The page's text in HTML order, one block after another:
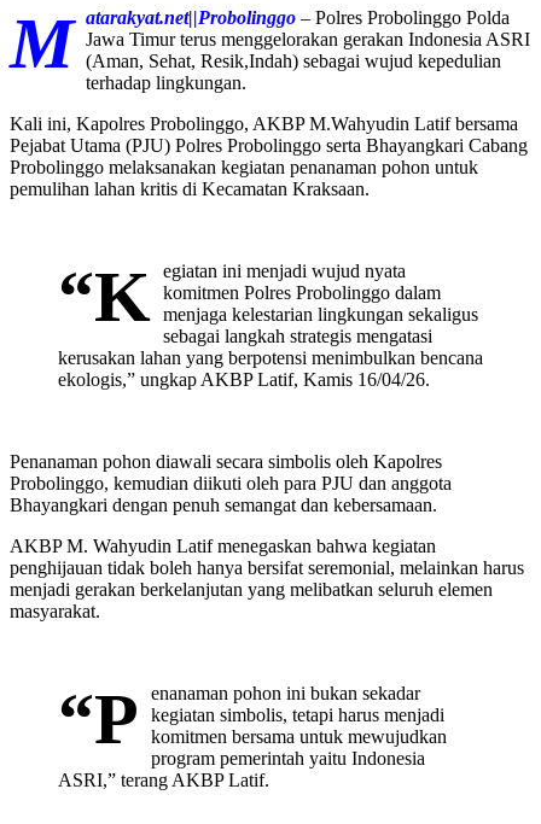
M atarakyat.net||Probolinggo – Polres Probolinggo Polda
Jawa Timur terus menggelorakan gerakan Indonesia ASRI
(Aman, Sehat, Resik,Indah) sebagai wujud kepedulian
terhadap lingkungan.
Kali ini, Kapolres Probolinggo, AKBP M.Wahyudin Latif bersama
Pejabat Utama (PJU) Polres Probolinggo serta Bhayangkari Cabang
Probolinggo melaksanakan kegiatan penanaman pohon untuk
pemulihan lahan kritis di Kecamatan Kraksaan.
“K egiatan ini menjadi wujud nyata
komitmen Polres Probolinggo dalam
menjaga kelestarian lingkungan sekaligus
sebagai langkah strategis mengatasi
kerusakan lahan yang berpotensi menimbulkan bencana
ekologis,” ungkap AKBP Latif, Kamis 16/04/26.
Penanaman pohon diawali secara simbolis oleh Kapolres
Probolinggo, kemudian diikuti oleh para PJU dan anggota
Bhayangkari dengan penuh semangat dan kebersamaan.
AKBP M. Wahyudin Latif menegaskan bahwa kegiatan
penghijauan tidak boleh hanya bersifat seremonial, melainkan harus
menjadi gerakan berkelanjutan yang melibatkan seluruh elemen
masyarakat.
“P
enanaman pohon ini bukan sekadar
kegiatan simbolis, tetapi harus menjadi
komitmen bersama untuk mewujudkan
program pemerintah yaitu Indonesia
ASRI,” terang AKBP Latif.